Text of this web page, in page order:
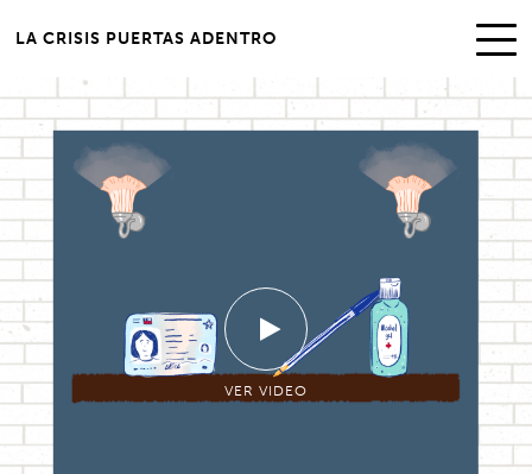
LA CRISIS PUERTAS ADENTRO
VER VIDEO